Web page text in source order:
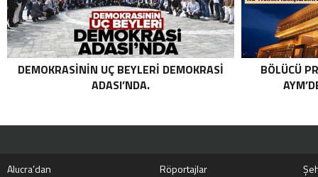
DEMOKRASININ UÇ BEYLERI DEMOKRASI
ADASI’NDA.
BÖLÜCÜ
Alucra’dan Röportajlar